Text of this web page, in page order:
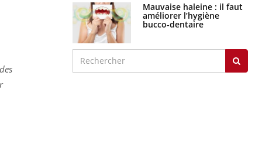
graves
Maladie de Charcot
amyotrophique)